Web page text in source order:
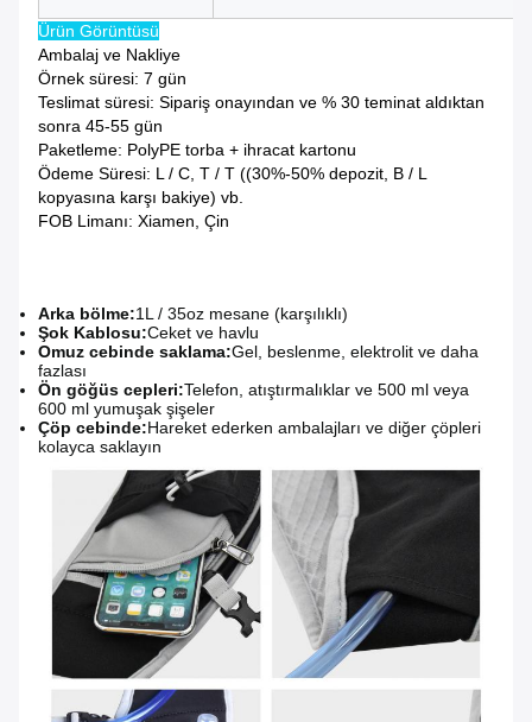
Ürün Görüntüsü
Ambalaj ve Nakliye
Örnek süresi: 7 gün
Teslimat süresi: Sipariş onayından ve % 30 teminat aldıktan
sonra 45-55 gün
Paketleme: PolyPE torba + ihracat kartonu
Ödeme Süresi: L / C, T / T ((30%-50% depozit, B / L
kopyasına karşı bakiye) vb.
FOB Limanı: Xiamen, Çin
Arka bölme:1L / 35oz mesane (karşılıklı)
Şok Kablosu:Ceket ve havlu
Omuz cebinde saklama:Gel, beslenme, elektrolit ve daha
fazlası
Ön göğüs cepleri:Telefon, atıştırmalıklar ve 500 ml veya
600 ml yumuşak şişeler
Çöp cebinde:Hareket ederken ambalajları ve diğer çöpleri
kolayca saklayın